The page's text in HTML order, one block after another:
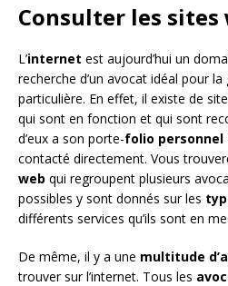
Consulter les sites
L’internet est aujourd’hui un
recherche d’un avocat idéal pour
particulière. En effet, il existe de
qui sont en fonction et qui sont
d’eux a son porte-folio personnel
contacté directement. Vous
web qui regroupent plusieurs
possibles y sont donnés sur les
différents services qu’ils sont en
De même, il y a une multitude
trouver sur l’internet. Tous les